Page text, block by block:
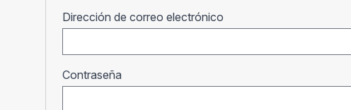
Dirección de correo electrónico
Contraseña